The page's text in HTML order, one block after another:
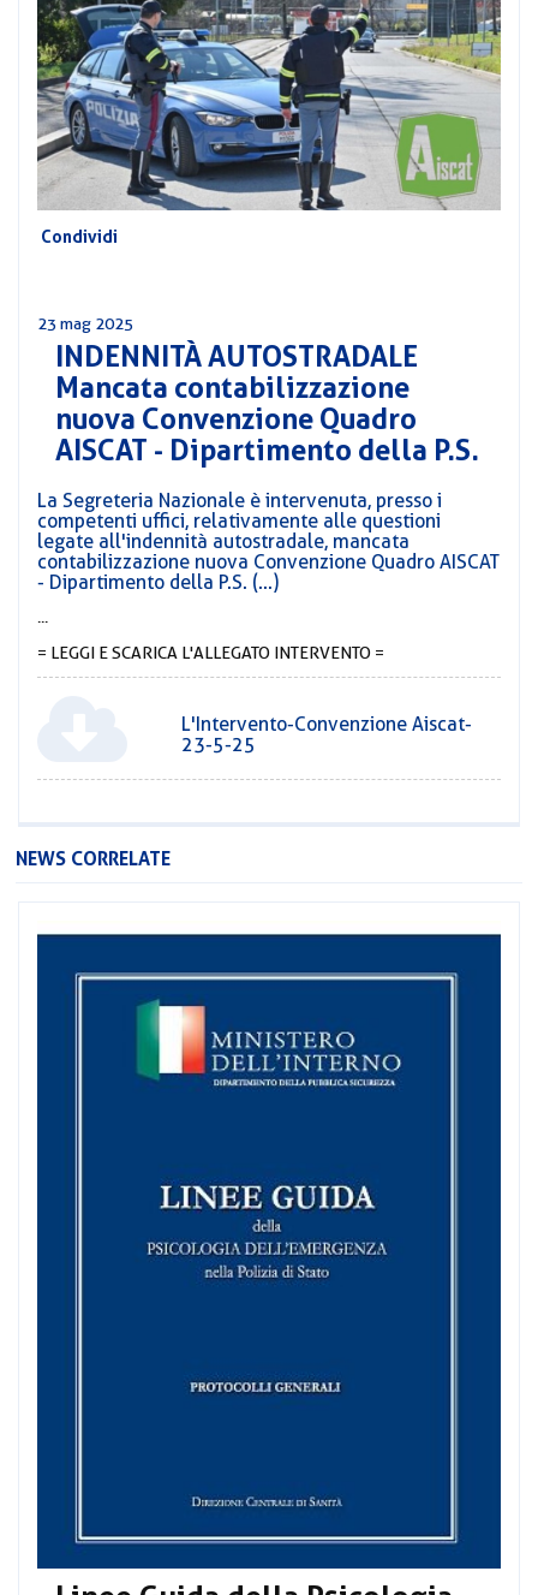
PREVIDENZA
CONVENZIONI
AREA
DIRIGENZIALE
COMUNICATI
CORSI
MOBILITÀ
DEL
PERSONALE
Condividi
23 mag 2025
INDENNITÀ AUTOSTRADALE
Mancata contabilizzazione
nuova Convenzione Quadro
AISCAT - Dipartimento della P.S.
La Segreteria Nazionale è intervenuta, presso i
competenti uffici, relativamente alle questioni
legate all'indennità autostradale, mancata
contabilizzazione nuova Convenzione Quadro AISCAT
- Dipartimento della P.S. (...)
= LEGGI E SCARICA L'ALLEGATO INTERVENTO =
L'Intervento-Convenzione Aiscat-
23-5-25
NEWS CORRELATE